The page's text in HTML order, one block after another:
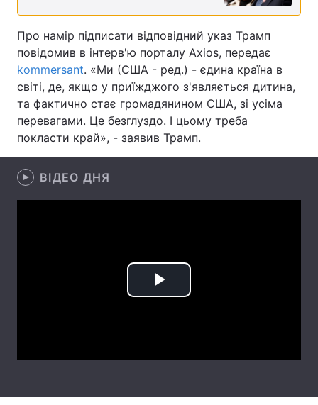
Цікавинки Погода
Екологія Регіони
Відео з Youtube Статті
Інтерв'ю
Про намір підписати відповідний указ Трамп
повідомив в інтерв'ю порталу Axios, передає
kommersant. «Ми (США - ред.) - єдина країна в
світі, де, якщо у приїжджого з'являється дитина,
та фактично стає громадянином США, зі усіма
перевагами. Це безглуздо. І цьому треба
покласти край», - заявив Трамп.
ВІДЕО ДНЯ
Play